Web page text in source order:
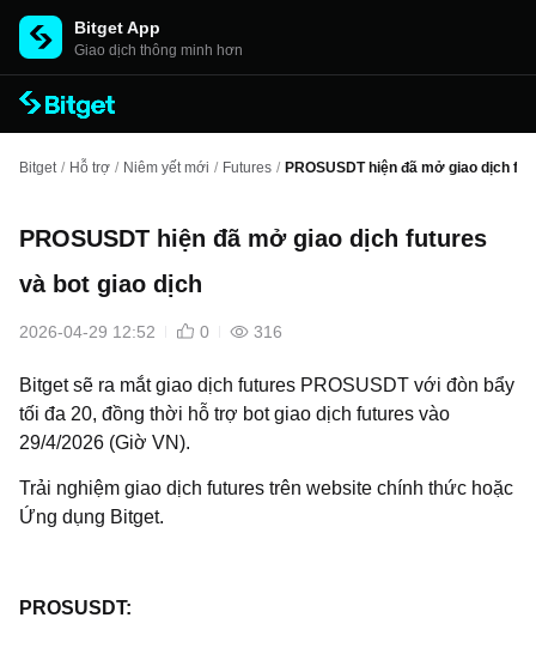
Bitget App
Giao dịch thông minh hơn
Bitget / Hỗ trợ / Niêm yết mới / Futures / PROSUSDT hiện đã mở giao dịch
PROSUSDT hiện đã mở giao dịch futures
và bot giao dịch
2026-04-29 12:52 0 316
Bitget sẽ ra mắt giao dịch futures PROSUSDT với đòn bẩy
tối đa 20, đồng thời hỗ trợ bot giao dịch futures vào
29/4/2026 (Giờ VN).
Trải nghiệm giao dịch futures trên website chính thức hoặc
Ứng dụng Bitget.
PROSUSDT: